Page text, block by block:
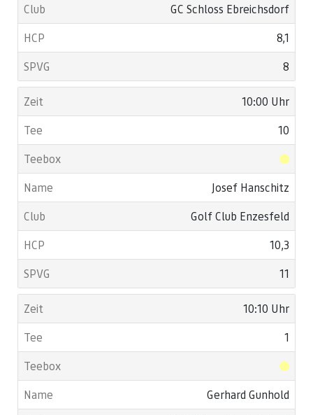
GC Schloss Ebreichsdorf
8,1
8
10:00 Uhr
10
Josef Hanschitz
Golf Club Enzesfeld
10,3
11
10:10 Uhr
1
Gerhard Gunhold